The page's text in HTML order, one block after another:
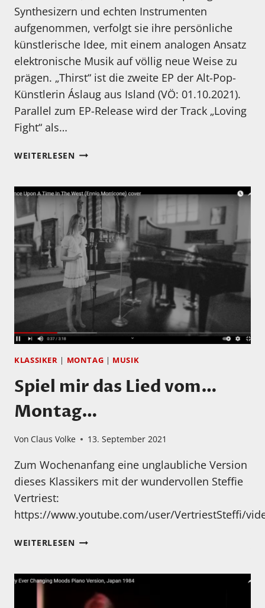
Synthesizern und echten Instrumenten
aufgenommen, verfolgt sie ihre persönliche
künstlerische Idee, mit einem analogen Ansatz
elektronische Musik auf völlig neue Weise zu
prägen. „Thirst“ ist die zweite EP der Alt-Pop-
Künstlerin Áslaug aus Island (VÖ: 01.10.2021).
Parallel zum EP-Release wird der Track „Loving
Fight“ als…
WEITERLESENÁSLAUG
NEUE
EP:
„THIRST“
KLASSIKER | MONTAG | MUSIK
Spiel mir das Lied vom…
Montag…
Von Claus Volke 13. September 2021
Zum Wochenanfang eine unglaubliche Version
dieses Klassikers mit der wundervollen Steffie
Vertriest:
https://www.youtube.com/user/VertriestSteffi/
WEITERLESENSPIEL
LIED
VOM…